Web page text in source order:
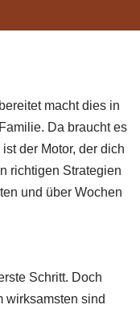
macht dies in
Da braucht es
der Motor, der dich
richtigen Strategien
und über Wochen
Schritt. Doch
wirksamsten sind